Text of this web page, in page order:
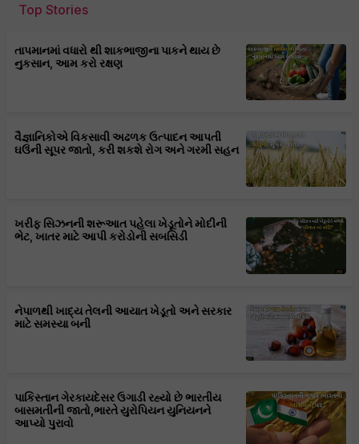
Top Stories
તાપમાનમાં વધારો થી શાકભાજીના પાકને થાય છે
નુકસાન, આમ કરો રક્ષણ
વૈજ્ઞાનિકોએ વિકસાવી અઢળક ઉત્પાદન આપતી
ઘઉંની સૂપર જાતો, કરી શકશે રોગ અને ગરમી સહન
ખરીફ સિઝનની શરૂઆત પહેલા ખેડૂતોને મોદીની
ભેટ, ખાતર માટે આપી કરોડોની સબસિડી
નેપાળથી ખાદ્ય તેલની આયાત ખેડૂતો અને સરકાર
માટે સમસ્યા બની
પાકિસ્તાન ગેરકાયદેસર ઉગાડી રહ્યો છે ભારતીય
બાસમતીની જાતો,ભારતે યુરોપિયન યુનિયનને
આપ્યો પુરાવો